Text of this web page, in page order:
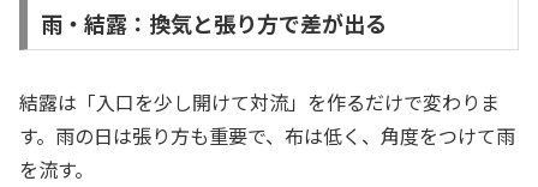
雨・結露：換気と張り方で差が出る
結露は「入口を少し開けて対流」を作るだけで変わりま
す。雨の日は張り方も重要で、布は低く、角度をつけて雨
を流す。